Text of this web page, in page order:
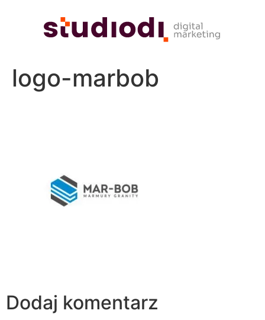
logo-marbob
Dodaj komentarz